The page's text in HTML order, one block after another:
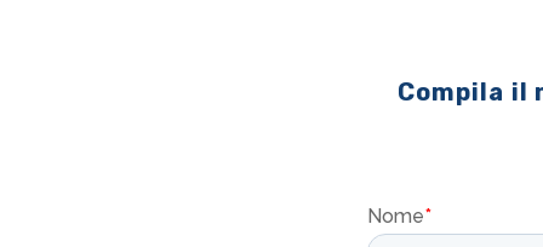
Compila il